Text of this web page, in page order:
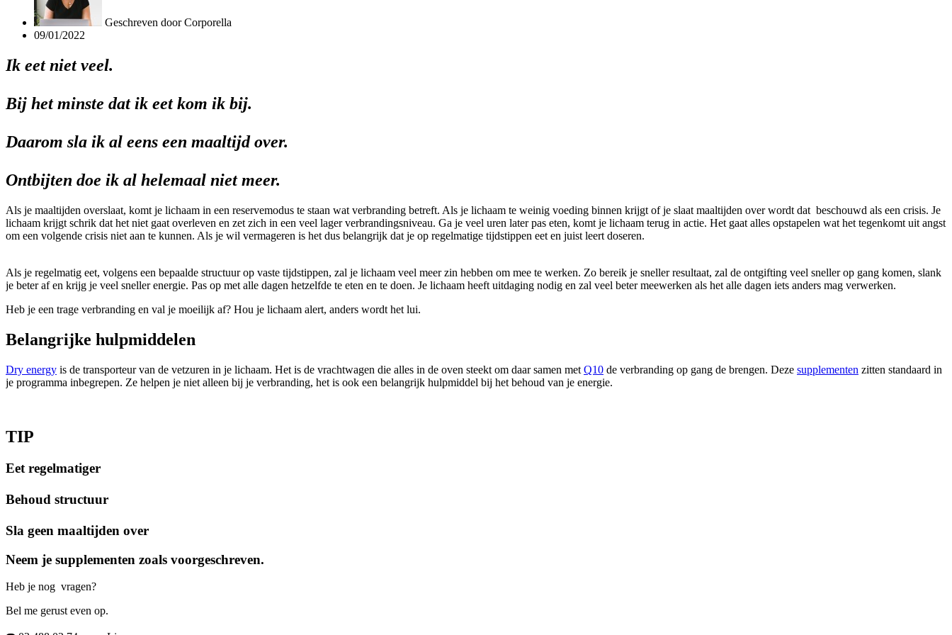
Geschreven doorCorporella
09/01/2022
Ik eet niet veel.
Bij het minste dat ik eet kom ik bij.
Daarom sla ik al eens een maaltijd over.
Ontbijten doe ik al helemaal niet meer.
Als je maaltijden overslaat, komt je lichaam in een reservemodus te staan wat verbranding betreft. Als je lichaam te weinig voeding binnen krijgt of je slaat maaltijden over wordt dat beschouwd als een crisis. Je
lichaam krijgt schrik dat het niet gaat overleven en zet zich in een veel lager verbrandingsniveau. Ga je veel uren later pas eten, komt je lichaam terug in actie. Het gaat alles opstapelen wat het tegenkomt uit angst
om een volgende crisis niet aan te kunnen. Als je wil vermageren is het dus belangrijk dat je op regelmatige tijdstippen eet en juist leert doseren.
Als je regelmatig eet, volgens een bepaalde structuur op vaste tijdstippen, zal je lichaam veel meer zin hebben om mee te werken. Zo bereik je sneller resultaat, zal de ontgifting veel sneller op gang komen, slank
je beter af en krijg je veel sneller energie. Pas op met alle dagen hetzelfde te eten en te doen. Je lichaam heeft uitdaging nodig en zal veel beter meewerken als het alle dagen iets anders mag verwerken.
Heb je een trage verbranding en val je moeilijk af? Hou je lichaam alert, anders wordt het lui.
Belangrijke hulpmiddelen
Dry energy is de transporteur van de vetzuren in je lichaam. Het is de vrachtwagen die alles in de oven steekt om daar samen met Q10 de verbranding op gang de brengen. Deze supplementen zitten standaard in
je programma inbegrepen. Ze helpen je niet alleen bij je verbranding, het is ook een belangrijk hulpmiddel bij het behoud van je energie.
TIP
Eet regelmatiger
Behoud structuur
Sla geen maaltijden over
Neem je supplementen zoals voorgeschreven.
Heb je nog vragen?
Bel me gerust even op.